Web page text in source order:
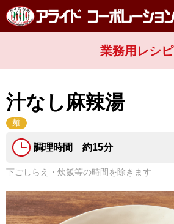
業務用レシピ
汁なし麻辣湯
麺
調理時間 約15分
下ごしらえ・炊飯等の時間を除きます